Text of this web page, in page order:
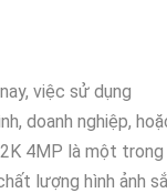
việc sử dụng
doanh nghiệp,
4MP là một trong
lượng hình ảnh